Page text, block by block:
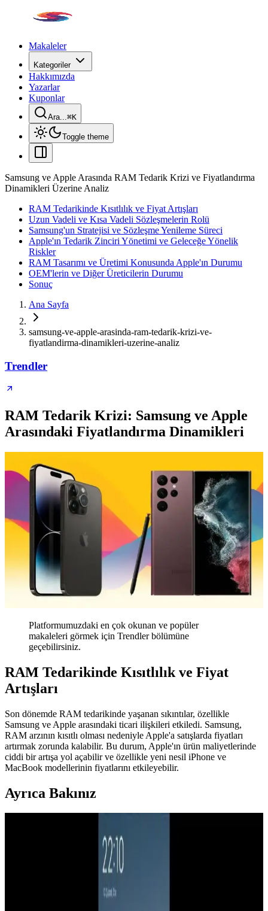
Makaleler
Kategoriler
Hakkımızda
Yazarlar
Kuponlar
Ara...⌘K
Toggle theme
Samsung ve Apple Arasında RAM Tedarik Krizi ve Fiyatlandırma
Dinamikleri Üzerine Analiz
RAM Tedarikinde Kısıtlılık ve Fiyat Artışları
Uzun Vadeli ve Kısa Vadeli Sözleşmelerin Rolü
Samsung'un Stratejisi ve Sözleşme Yenileme Süreci
Apple'ın Tedarik Zinciri Yönetimi ve Geleceğe Yönelik
Riskler
RAM Tasarımı ve Üretimi Konusunda Apple'ın Durumu
OEM'lerin ve Diğer Üreticilerin Durumu
Sonuç
Ana Sayfa
samsung-ve-apple-arasinda-ram-tedarik-krizi-ve-
fiyatlandirma-dinamikleri-uzerine-analiz
Trendler
RAM Tedarik Krizi: Samsung ve Apple
Arasındaki Fiyatlandırma Dinamikleri
Platformumuzdaki en çok okunan ve popüler
makaleleri görmek için Trendler bölümüne
geçebilirsiniz.
RAM Tedarikinde Kısıtlılık ve Fiyat
Artışları
Son dönemde RAM tedarikinde yaşanan sıkıntılar, özellikle
Samsung ve Apple arasındaki ticari ilişkileri etkiledi. Samsung,
RAM arzının kısıtlı olması nedeniyle Apple'a satışlarda fiyatları
artırmak zorunda kalabilir. Bu durum, Apple'ın ürün maliyetlerinde
ciddi bir artışa yol açabilir ve özellikle yeni nesil iPhone ve
MacBook modellerinin fiyatlarını etkileyebilir.
Ayrıca Bakınız
Performans ve Güç Verimliliği Sağlayan Soğutuculu
ve estetik tasarımıyla yüksek performans ve enerji verimliliği sağlar,